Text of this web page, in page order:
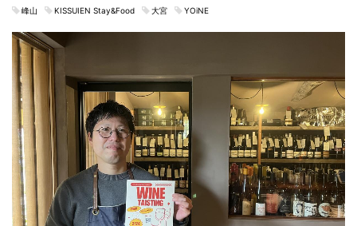
峰山 KISSUIEN Stay&Food 大宮 YOiNE